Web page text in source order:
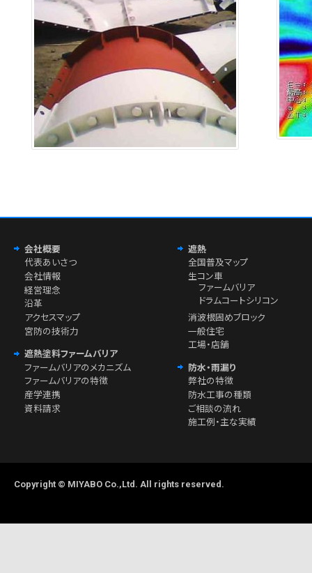
会社概要
代表あいさつ
会社情報
経営理念
沿革
アクセスマップ
宮防の技術力
遮熱塗料ファームバリア
ファームバリアのメカニズム
ファームバリアの特徴
産学連携
資料請求
遮熱
全国普及マップ
生コン車
ファームバリア
ドラムコートシリコン
消波根固めブロック
一般住宅
工場・店舗
防水・雨漏り
弊社の特徴
防水工事の種類
ご相談の流れ
施工例・主な実績
Copyright © MIYABO Co.,Ltd. All rights reserved.